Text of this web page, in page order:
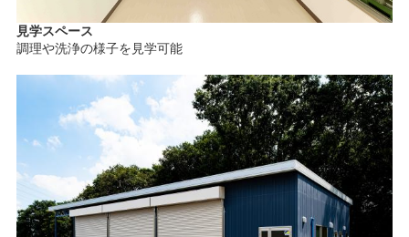
見学スペース
調理や洗浄の様子を見学可能